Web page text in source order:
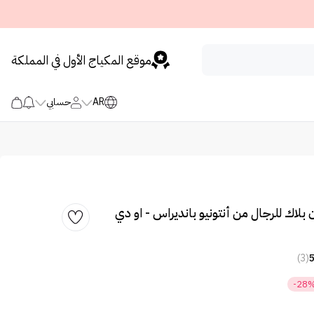
موقع المكياج الأول في المملكة
AR حسابي
للرجال من أنتونيو بانديراس - او دي
(3)
-